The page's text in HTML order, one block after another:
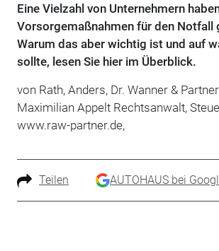
Eine Vielzahl von Unternehmern
Vorsorgemaßnahmen für den Notfall
Warum das aber wichtig ist und auf
sollte, lesen Sie hier im Überblick.
von Rath, Anders, Dr. Wanner &
Maximilian Appelt Rechtsanwalt,
www.raw-partner.de,
Teilen AUTOHAUS bei